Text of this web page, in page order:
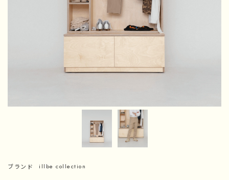
ブランド illbe collection